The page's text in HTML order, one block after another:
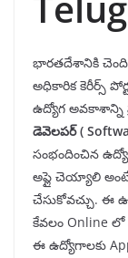
భారతదేశానికి
అధికారిక కెరీర్స్
ఉద్యోగ అవకాశాన్ని
డెవెలపర్ (
సంభందించిన
అప్లై చెయ్యాలి
చేసుకోవచ్చు. ఈ
కేవలం Online
ఈ ఉద్యోగాలకు